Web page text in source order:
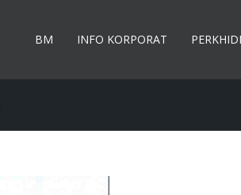
BM INFO KORPORAT